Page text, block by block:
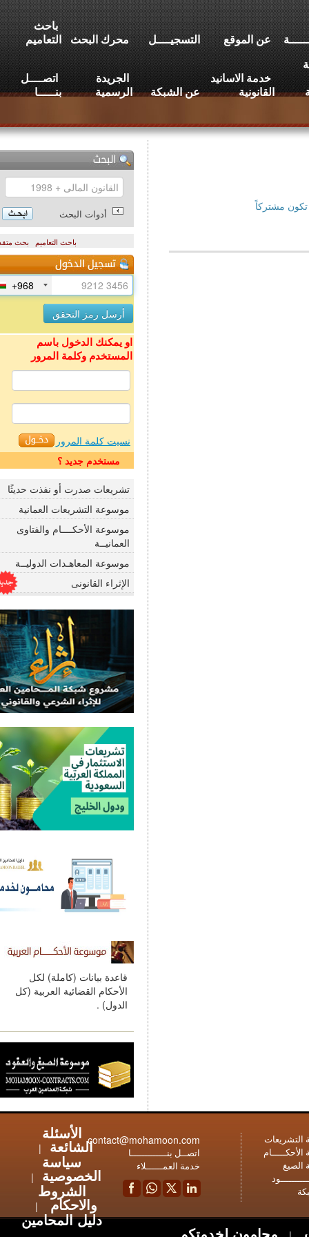
عن الموقع التسجيــــل محرك البحث
باحث
التعاميم
خدمة الاسانيد
القانونية
عن الشبكة
الجريدة
الرسمية
اتصــــل
بنـــــا
أدوات البحث
باحث التعاميم بحث متقدم
+968
او يمكنك الدخول باسم
المستخدم وكلمة المرور
نسيت كلمة المرور
مستخدم جديد ؟
تشريعات صدرت أو نفذت حديثًا
موسوعة التشريعات العمانية
موسوعة الأحكــــام والفتاوى
العمانيــة
موسوعة المعاهـدات الدوليــة
الإثراء القانونى
قاعدة بيانات (كاملة) لكل
الأحكام القضائية العربية (كل
الدول) .
contact@mohamoon.com
اتصــل بنـــــــــــــا
خدمة العمــــــلاء
الأسئلة
الشائعة |
سياسة
الخصوصية |
الشروط
والاحكام |
دليل المحامين